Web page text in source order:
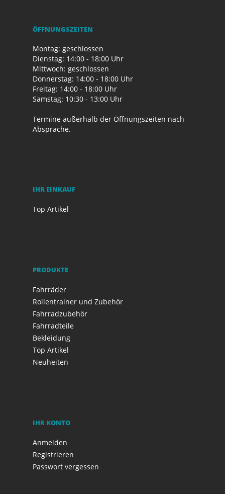
ÖFFNUNGSZEITEN
Montag: geschlossen
Dienstag: 14:00 - 18:00 Uhr
Mittwoch: geschlossen
Donnerstag: 14:00 - 18:00 Uhr
Freitag: 14:00 - 18:00 Uhr
Samstag: 10:30 - 13:00 Uhr
Termine außerhalb der Öffnungszeiten nach
Absprache.
IHR EINKAUF
Top Artikel
PRODUKTE
Fahrräder
Rollentrainer und Zubehör
Fahrradzubehör
Fahrradteile
Bekleidung
Top Artikel
Neuheiten
IHR KONTO
Anmelden
Registrieren
Passwort vergessen